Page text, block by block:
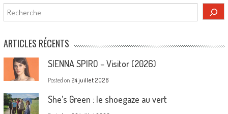
Rechercher
ARTICLES RÉCENTS
SIENNA SPIRO – Visitor (2026)
Posted on 24 juillet 2026
She’s Green : le shoegaze au vert